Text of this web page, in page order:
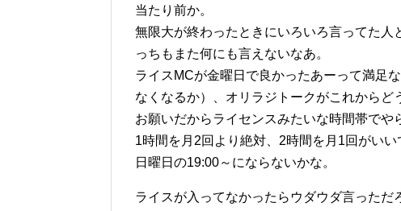
当たり前か。
無限大が終わったときにいろいろ言ってた人
っちもまた何にも言えないなあ。
ライスMCが金曜日で良かったあーって満足
なくなるか）、オリラジトークがこれからど
お願いだからライセンスみたいな時間帯で
1時間を月2回より絶対、2時間を月1回がいい
日曜日の19:00～にならないかな。
ライスが入ってなかったらウダウダ言っただ